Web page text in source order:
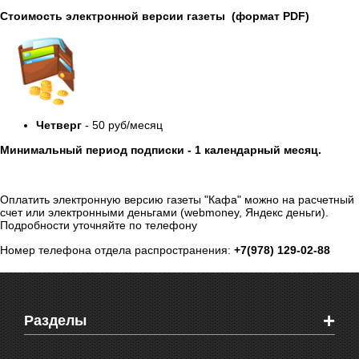
Стоимость электронной версии газеты (формат PDF)
Четверг - 50 руб/месяц
Минимальный период подписки - 1 календарный месяц.
Оплатить электронную версию газеты "Кафа" можно на расчетный
счет или электронными деньгами (webmoney, Яндекс деньги).
Подробности уточняйте по телефону
Номер телефона отдела распространения: +7(978) 129-02-88
Разделы +
Новости Феодосии